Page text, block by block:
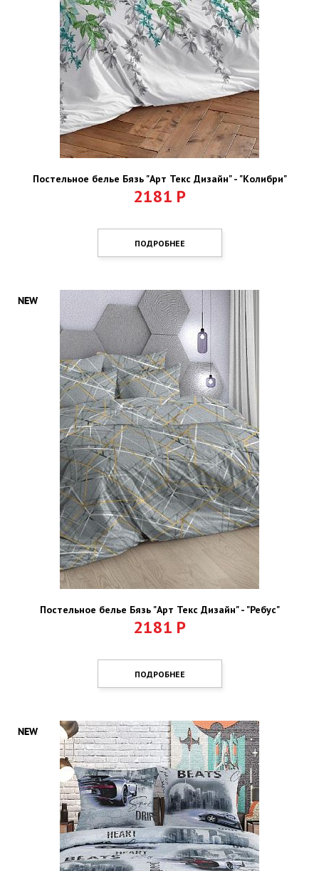
Постельное белье Бязь "Арт Текс Дизайн" - "Колибри"
2181 Р
ПОДРОБНЕЕ
Постельное белье Бязь "Арт Текс Дизайн" - "Ребус"
2181 Р
ПОДРОБНЕЕ